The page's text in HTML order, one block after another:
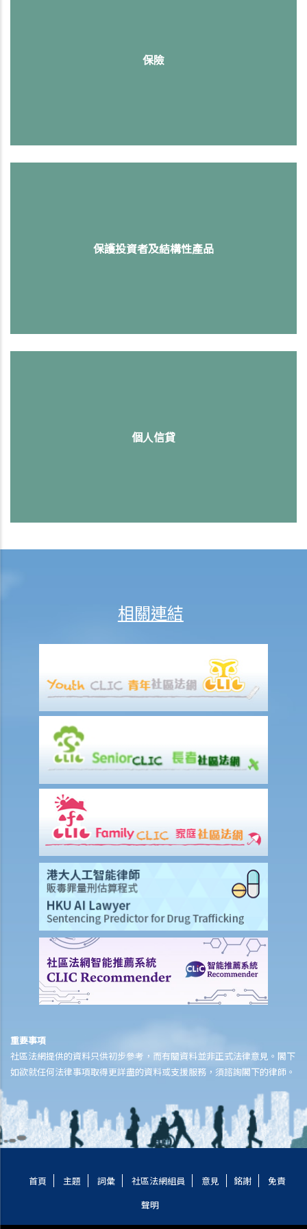
保險
保護投資者及結構性產品
個人信貸
相關連結
重要事項
社區法網提供的資料只供初步參考，而有關資料並非正式法律意見。閣下
如欲就任何法律事項取得更詳盡的資料或支援服務，須諮詢閣下的律師。
首頁 主題 詞彙 社區法網組員 意見 銘謝
免責
聲明